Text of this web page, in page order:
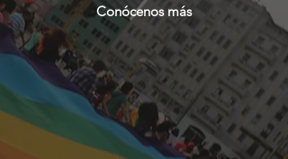
Conócenos más